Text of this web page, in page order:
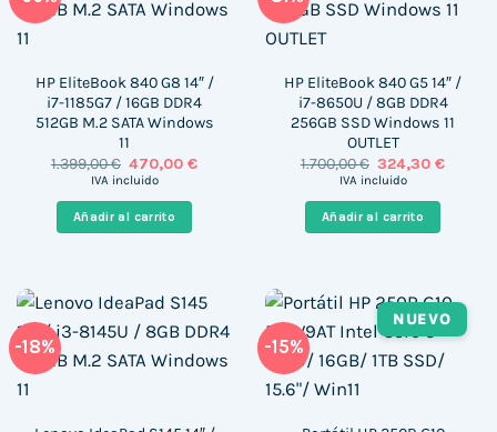
HP EliteBook 840 G8 14″ /
i7-1185G7 / 16GB DDR4
512GB M.2 SATA Windows
11
1.399,00€ El
precio
era:
1.399,00 €.
470,00€El
IVA incluido
Añadir al carrito
HP EliteBook 840 G5 14″ /
i7-8650U / 8GB DDR4
256GB SSD Windows 11
OUTLET
1.700,00€ El
precio
era:
1.700,00 €.
324,30€El
IVA incluido
Añadir al carrito
-18% -15%
NUEVO